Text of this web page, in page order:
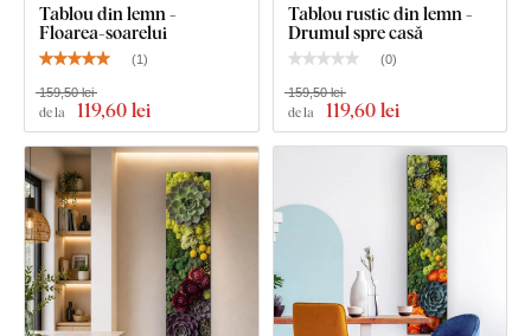
Ce este inclus în pachet?
Tablou floral - Provence
Tablou din lemn -
Floarea-soarelui
(1)
de la 119,60 lei
159,50 lei
Tablou rustic din lemn -
Drumul spre casă
(0)
de la 119,60 lei
159,50 lei